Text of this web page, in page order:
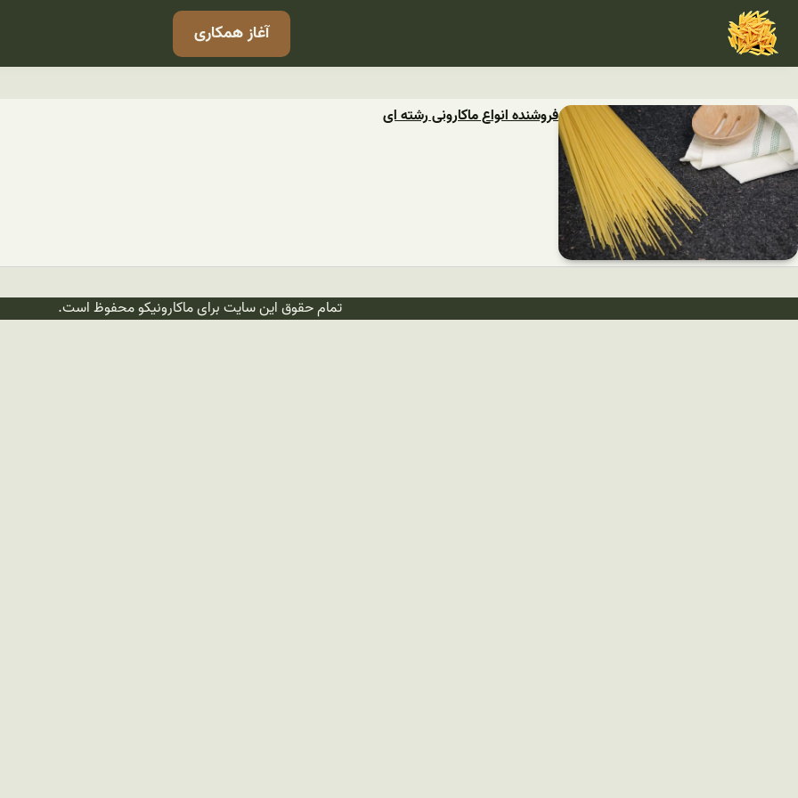
آغاز همکاری
فروشنده انواع ماکارونی رشته ای
تمام حقوق این سایت برای ماکارونیکو محفوظ است.